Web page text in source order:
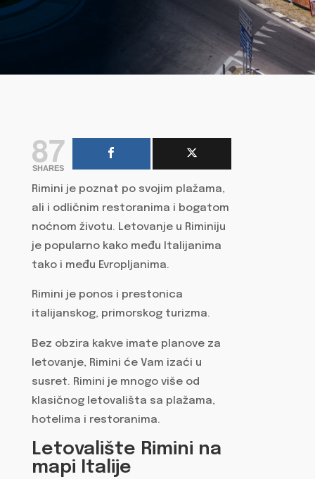
87
SHARES
Rimini je poznat po svojim plažama,
ali i odličnim restoranima i bogatom
noćnom životu. Letovanje u Riminiju
je popularno kako među Italijanima
tako i među Evropljanima.
Rimini je ponos i prestonica
italijanskog, primorskog turizma.
Bez obzira kakve imate planove za
letovanje, Rimini će Vam izaći u
susret. Rimini je mnogo više od
klasičnog letovališta sa plažama,
hotelima i restoranima.
Letovalište Rimini na
mapi Italije